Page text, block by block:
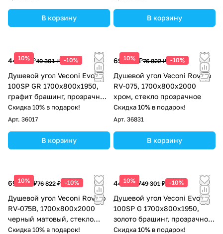
В корзину В корзину
10%
44 371 ₽49 301 ₽ -10%
Душевой угол Veconi Evo
100SP GR 1700х800x1950,
графит брашинг, прозрачное
стекло
Скидка 10% в подарок!
Арт. 36017
В корзину
10%
69 140 ₽76 822 ₽ -10%
Душевой угол Veconi Rovigo
RV-075, 1700х800х2000
хром, стекло прозрачное
Скидка 10% в подарок!
Арт. 36831
В корзину
10%
69 140 ₽76 822 ₽ -10%
Душевой угол Veconi Rovigo
RV-075B, 1700х800х2000
черный матовый, стекло
прозрачное
Скидка 10% в подарок!
10%
44 371 ₽49 301 ₽ -10%
Душевой угол Veconi Evo
100SP G 1700х800x1950,
золото брашинг, прозрачное
стекло
Скидка 10% в подарок!